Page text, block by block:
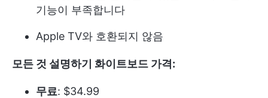
기능이 부족합니다
Apple TV와 호환되지 않음
모든 것 설명하기 화이트보드 가격:
무료: $34.99